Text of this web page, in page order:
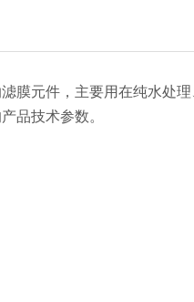
膜元件，主要用在纯水处
品技术参数。